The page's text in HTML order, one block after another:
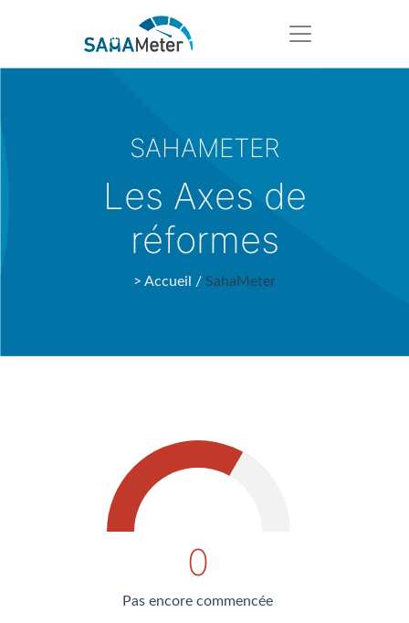
SAHAMETER
Les Axes de
réformes
> Accueil / SahaMeter
0
Pas encore commencée